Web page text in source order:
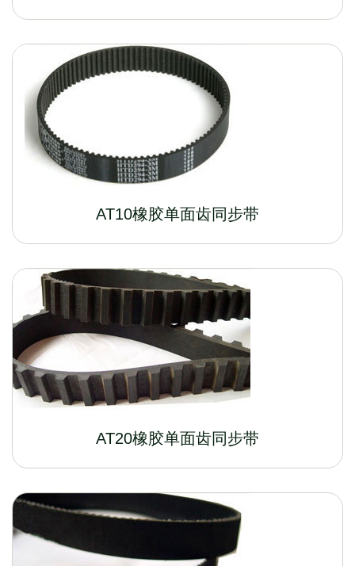
AT10橡胶单面齿同步带
AT20橡胶单面齿同步带